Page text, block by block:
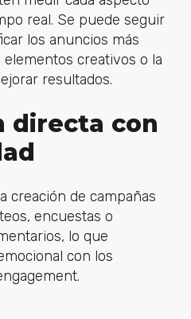
real. Se puede seguir
los anuncios más
creativos o la
resultados.
directa con
creación de campañas
encuestas o
lo que
con los